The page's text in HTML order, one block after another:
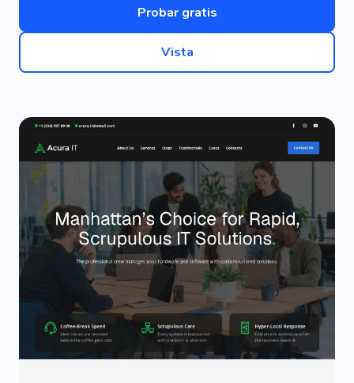
Probar gratis
Vista